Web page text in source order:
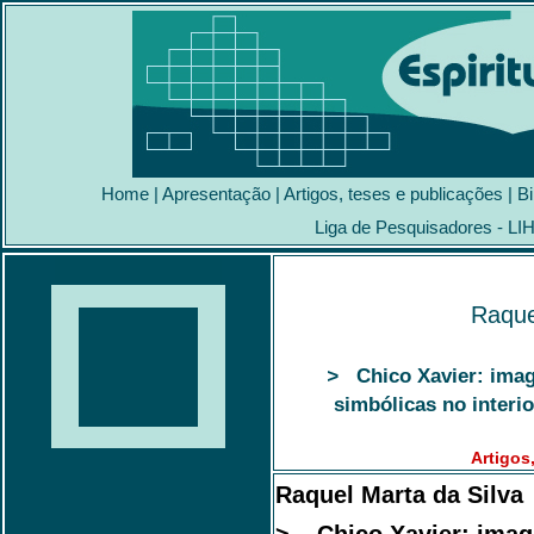
Home | Apresentação | Artigos, teses e publicações |
Liga de Pesquisadores -
> Chico Xavier:
simbólicas no
Raquel Marta da Silva